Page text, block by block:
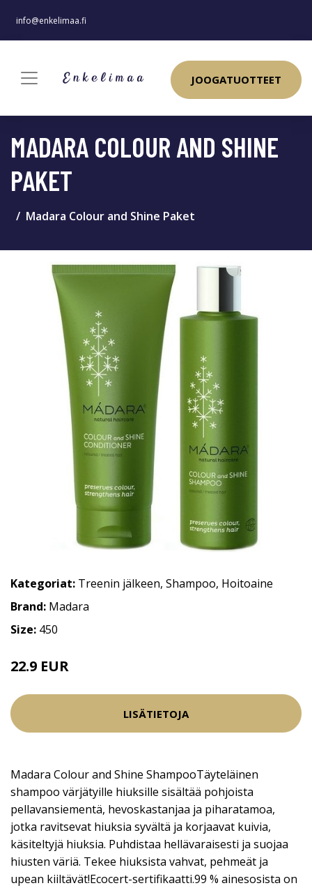
info@enkelimaa.fi
JOOGATUOTTEET
MADARA COLOUR AND SHINE
PAKET
Madara Colour and Shine Paket
Kategoriat: Treenin jälkeen, Shampoo, Hoitoaine
Brand: Madara
Size: 450
22.9 EUR
LISÄTIETOJA
Madara Colour and Shine ShampooTäyteläinen
shampoo värjätyille hiuksille sisältää pohjoista
pellavansiementä, hevoskastanjaa ja piharatamoa,
jotka ravitsevat hiuksia syvältä ja korjaavat kuivia,
käsiteltyjä hiuksia. Puhdistaa hellävaraisesti ja suojaa
hiusten väriä. Tekee hiuksista vahvat, pehmeät ja
upean kiiltävät!Ecocert-sertifikaatti.99 % ainesosista on